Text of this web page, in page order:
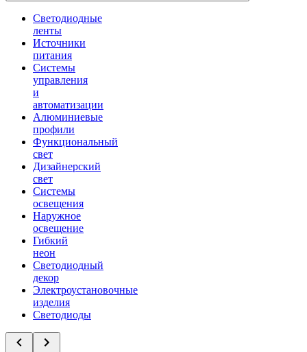
Светодиодные
ленты
Источники
питания
Системы
управления
и
автоматизации
Алюминиевые
профили
Функциональный
свет
Дизайнерский
свет
Системы
освещения
Наружное
освещение
Гибкий
неон
Светодиодный
декор
Электроустановочные
изделия
Светодиоды